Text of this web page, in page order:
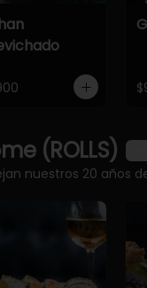
(ROLLS)
nuestros 20 años